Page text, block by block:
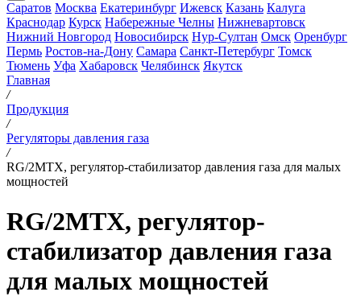
Саратов Москва Екатеринбург Ижевск Казань Калуга
Краснодар Курск Набережные Челны Нижневартовск
Нижний Новгород Новосибирск Нур-Султан Омск Оренбург
Пермь Ростов-на-Дону Самара Санкт-Петербург Томск
Тюмень Уфа Хабаровск Челябинск Якутск
Главная
/
Продукция
/
Регуляторы давления газа
/
RG/2MТX, регулятор-стабилизатор давления газа для малых
мощностей
RG/2MТX, регулятор-
стабилизатор давления газа
для малых мощностей